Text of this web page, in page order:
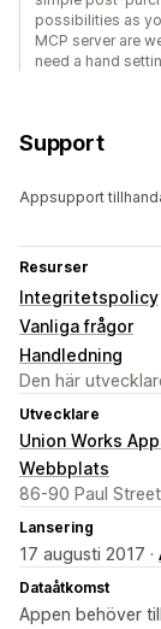
possibilities as
MCP server are
need a hand
Support
Appsupport
Resurser
Integritetspolicy
Vanliga frågor
Handledning
Den här
Utvecklare
Union Works
Webbplats
86-90 Paul
Lansering
17 augusti 2017 ·
Dataåtkomst
Appen behöver